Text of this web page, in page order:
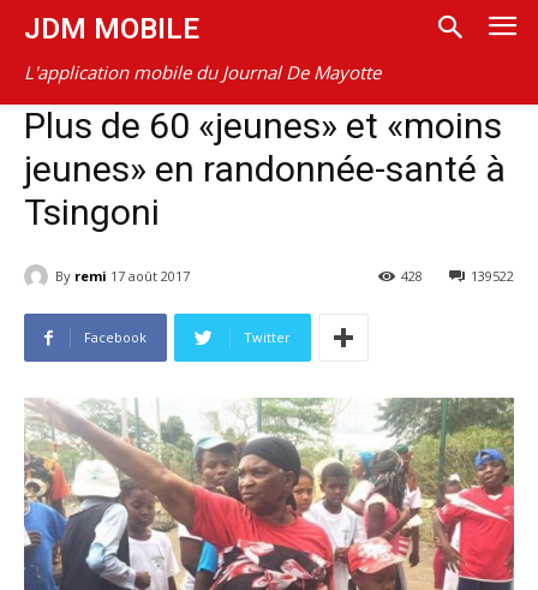
JDM MOBILE
L'application mobile du Journal De Mayotte
Plus de 60 «jeunes» et «moins
jeunes» en randonnée-santé à
Tsingoni
By remi 17 août 2017 139522
428
Facebook Twitter